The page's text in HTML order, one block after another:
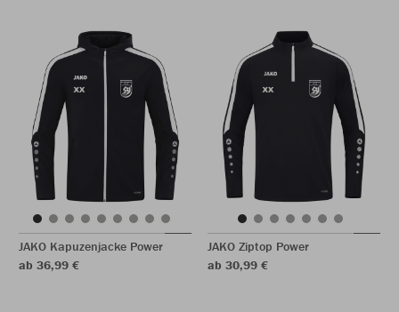
JAKO Kapuzenjacke Power
ab 36,99 €
JAKO Ziptop Power
ab 30,99 €